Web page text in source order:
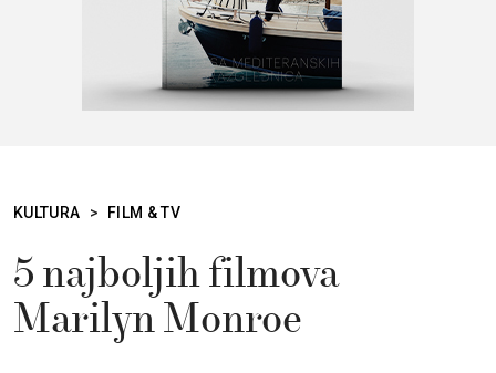
KULTURA > FILM & TV
5 najboljih filmova
Marilyn Monroe